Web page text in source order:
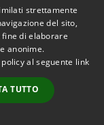
© 2026 • Comune di
•
Accesso
redazione
strettamente
del sito,
di elaborare
anonime.
al seguente link
TUTTO